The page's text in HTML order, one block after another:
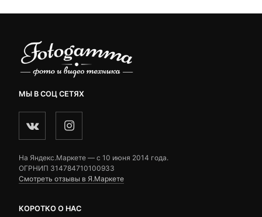
МЫ В СОЦ СЕТЯХ
На Яндекс.Маркете — c 10 июня 2014 года.
ОГРНИП 314784710100933
Смотреть отзывы в Я.Маркете
КОРОТКО О НАС